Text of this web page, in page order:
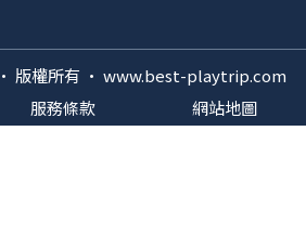
版權所有 · www.best-playtrip.com
服務條款 網站地圖